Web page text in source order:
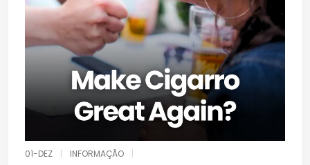
01-DEZ INFORMAÇÃO